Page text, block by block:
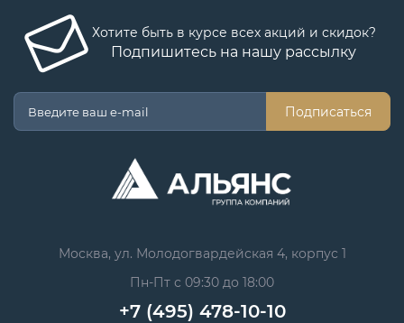
Хотите быть в курсе всех акций и скидок?
Подпишитесь на нашу рассылку
Подписаться
Москва, ул. Молодогвардейская 4, корпус 1
Пн-Пт с 09:30 до 18:00
+7 (495) 478-10-10